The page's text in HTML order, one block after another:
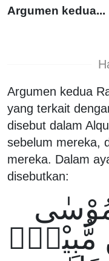
Argumen kedua...
Argumen kedua
yang terkait
disebut dalam
sebelum mereka,
mereka. Dalam
disebutkan:
مُوْسٰى
مُّبِيْنٍۙ